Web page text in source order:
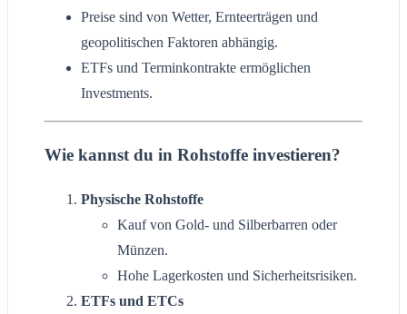
Preise sind von Wetter, Ernteerträgen und
geopolitischen Faktoren abhängig.
ETFs und Terminkontrakte ermöglichen
Investments.
Wie kannst du in Rohstoffe investieren?
Physische Rohstoffe
Kauf von Gold- und Silberbarren oder
Münzen.
Hohe Lagerkosten und Sicherheitsrisiken.
ETFs und ETCs